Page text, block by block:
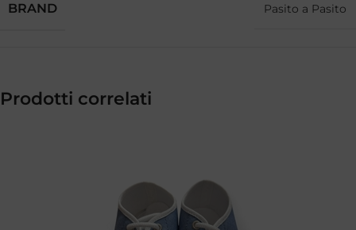
BRAND Pasito a Pasito
Prodotti correlati